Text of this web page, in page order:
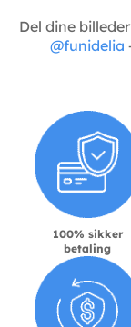
Del dine
@funidelia
100% sikker
betaling